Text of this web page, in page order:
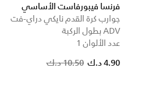
فرنسا فيبورفاست الأساسي
جوارب كرة القدم نايكي دراي-فت
ADV بطول الركبة
عدد الألوان 1
10.50 د.ك 4.90 د.ك